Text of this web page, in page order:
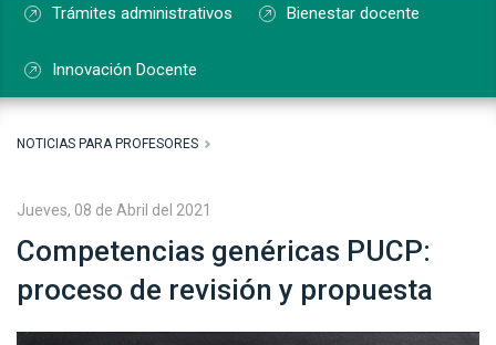
Trámites administrativos Bienestar docente
Innovación Docente
NOTICIAS PARA PROFESORES
Jueves, 08 de Abril del 2021
Competencias genéricas PUCP:
proceso de revisión y propuesta